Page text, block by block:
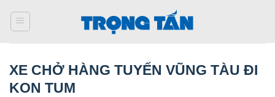
qua
XE CHỞ HÀNG TUYẾN VŨNG TÀU ĐI
KON TUM